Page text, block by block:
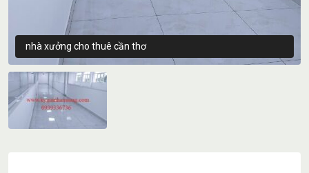
nhà xưởng cho thuê cần thơ